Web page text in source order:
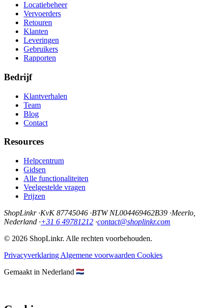
Locatiebeheer
Vervoerders
Retouren
Klanten
Leveringen
Gebruikers
Rapporten
Bedrijf
Klantverhalen
Team
Blog
Contact
Resources
Helpcentrum
Gidsen
Alle functionaliteiten
Veelgestelde vragen
Prijzen
ShopLinkr ·KvK 87745046 ·BTW NL004469462B39 ·Meerlo,
Nederland ·+31 6 49781212 ·contact@shoplinkr.com
© 2026 ShopLinkr. Alle rechten voorbehouden.
Privacyverklaring Algemene voorwaarden Cookies
Gemaakt in Nederland